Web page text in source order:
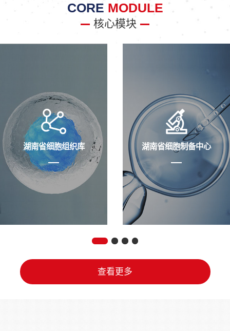
CORE MODULE
核心模块
湖南省细胞组织库 湖南省细胞制备中心
查看更多